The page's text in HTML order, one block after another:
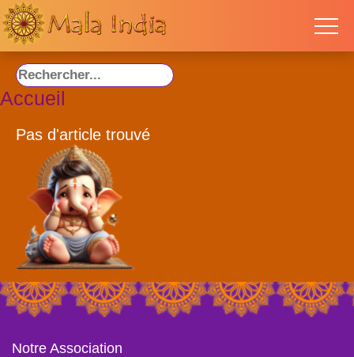
Accueil
Pas d'article trouvé
Notre Association